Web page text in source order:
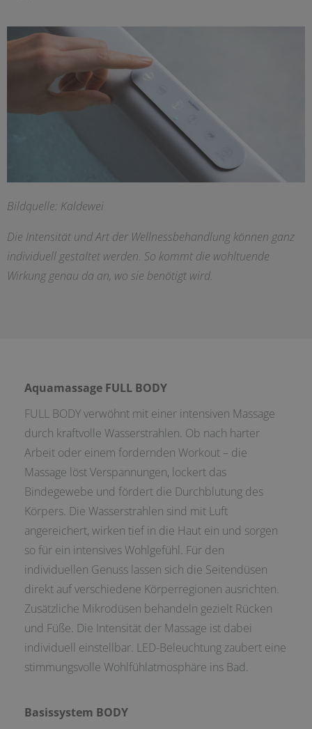
Bildquelle: Kaldewei
Die Intensität und Art der Wellnessbehandlung können ganz
individuell gestaltet werden. So kommt die wohltuende
Wirkung genau da an, wo sie benötigt wird.
Aquamassage FULL BODY
FULL BODY verwöhnt mit einer intensiven Massage
durch kraftvolle Wasserstrahlen. Ob nach harter
Arbeit oder einem fordernden Workout – die
Massage löst Verspannungen, lockert das
Bindegewebe und fördert die Durchblutung des
Körpers. Die Wasserstrahlen sind mit Luft
angereichert, wirken tief in die Haut ein und sorgen
so für ein intensives Wohlgefühl. Für den
individuellen Genuss lassen sich die Seitendüsen
direkt auf verschiedene Körperregionen ausrichten.
Zusätzliche Mikrodüsen behandeln gezielt Rücken
und Füße. Die Intensität der Massage ist dabei
individuell einstellbar. LED-Beleuchtung zaubert eine
stimmungsvolle Wohlfühlatmosphäre ins Bad.
Basissystem BODY